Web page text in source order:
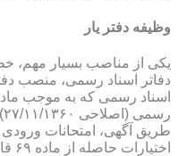
وظیفه دفتر یار
یكی از مناصب بسیار مهم،
دفاتر اسناد رسمی، منصب
طریق آگهی، امتحانات ورودی